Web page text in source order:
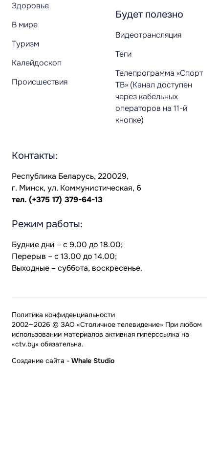
Здоровье
В мире
Туризм
Калейдоскоп
Происшествия
Будет полезно
Видеотрансляция
Теги
Телепрограмма «Спорт
ТВ» (Канал доступен
через кабельных
операторов на 11-й
кнопке)
Контакты:
Республика Беларусь, 220029,
г. Минск, ул. Коммунистическая, 6
тел. (+375 17) 379-64-13
Режим работы:
Будние дни – с 9.00 до 18.00;
Перерыв – с 13.00 до 14.00;
Выходные – суббота, воскресенье.
2002—2026 © ЗАО «Столичное телевидение» При любом
использовании материалов активная гиперссылка на
«ctv.by» обязательна.
Политика конфиденциальности
Создание сайта - Whale Studio